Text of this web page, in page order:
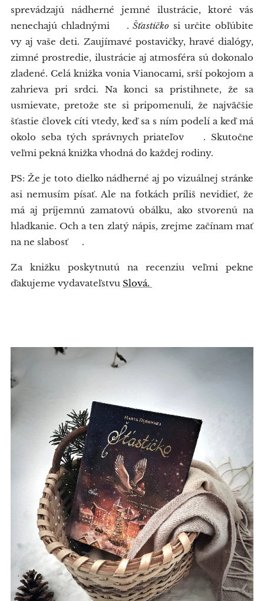
sprevádzajú nádherné jemné ilustrácie, ktoré vás
nenechajú chladnými 🥰.Šťastíčko si určite obľúbite
vy aj vaše deti. Zaujímavé postavičky, hravé dialógy,
zimné prostredie, ilustrácie aj atmosféra sú dokonalo
zladené. Celá knižka vonia Vianocami, srší pokojom a
zahrieva pri srdci. Na konci sa pristihnete, že sa
usmievate, pretože ste si pripomenuli, že najväčšie
šťastie človek cíti vtedy, keď sa s ním podelí a keď má
okolo seba tých správnych priateľov ❤️. Skutočne
veľmi pekná knižka vhodná do každej rodiny.
PS: Že je toto dielko nádherné aj po vizuálnej stránke
asi nemusím písať. Ale na fotkách príliš nevidieť, že
má aj príjemnú zamatovú obálku, ako stvorenú na
hladkanie. Och a ten zlatý nápis, zrejme začínam mať
na ne slabosť 😅.
Za knižku poskytnutú na recenziu veľmi pekne
ďakujeme vydavateľstvu Slová.